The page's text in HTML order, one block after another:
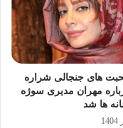
های جنجالی شراره
مهران مدیری سوژه
ها شد